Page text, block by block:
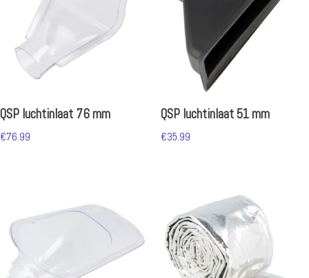
QSP luchtinlaat 76 mm
€76.99
QSP luchtinlaat 51 mm
€35.99